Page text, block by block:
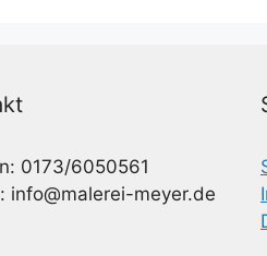
0173/6050561
info@malerei-meyer.de